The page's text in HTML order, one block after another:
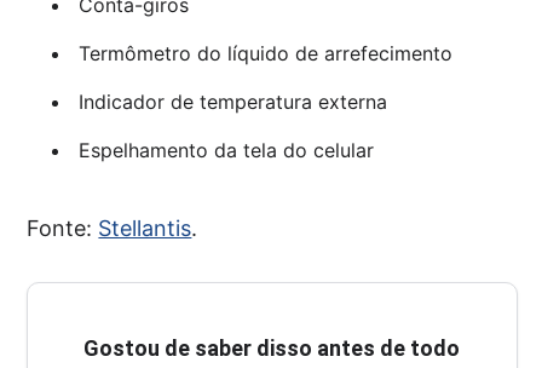
Termômetro do líquido de arrefecimento
Indicador de temperatura externa
Espelhamento da tela do celular
Fonte: Stellantis.
Gostou de saber disso antes de todo